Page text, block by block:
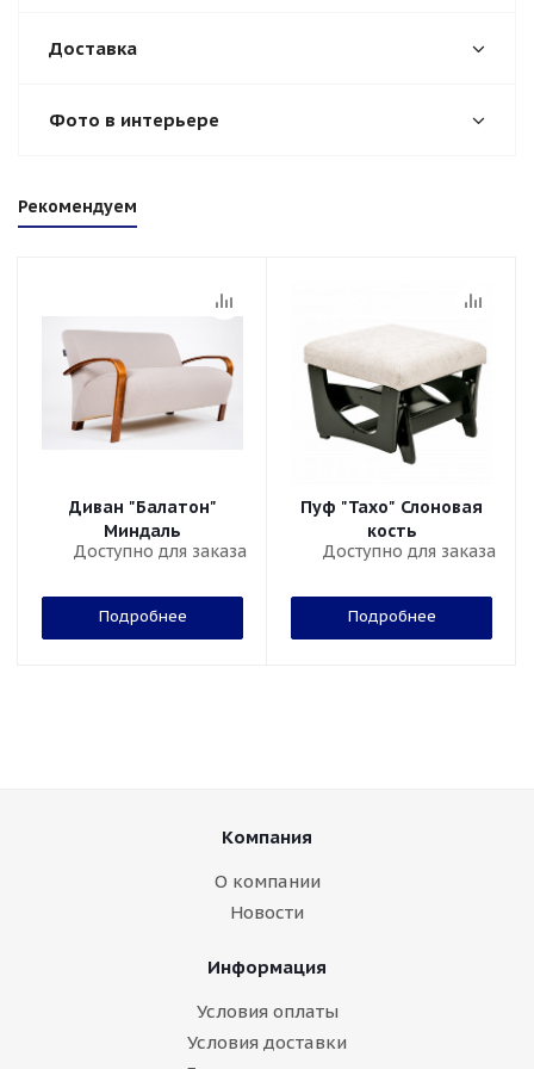
Доставка
Фото в интерьере
Рекомендуем
Диван "Балатон"
Миндаль
Доступно для заказа
Подробнее
Пуф "Тахо" Слоновая
кость
Доступно для заказа
Подробнее
Компания
О компании
Новости
Информация
Условия оплаты
Условия доставки